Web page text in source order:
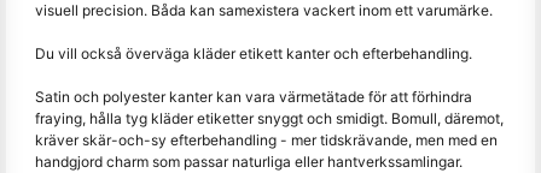
visuell precision. Båda kan samexistera vackert inom ett varumärke.
Du vill också överväga kläder etikett kanter och efterbehandling.
Satin och polyester kanter kan vara värmetätade för att förhindra
fraying, hålla tyg kläder etiketter snyggt och smidigt. Bomull, däremot,
kräver skär-och-sy efterbehandling - mer tidskrävande, men med en
handgjord charm som passar naturliga eller hantverkssamlingar.